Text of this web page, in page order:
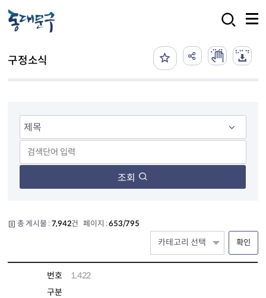
구정소식
조회
총 게시물 : 7,942건 페이지 :653/795
확인
번호
1,422
구분